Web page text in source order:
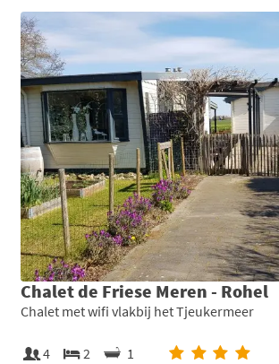
Chalet de Friese Meren - Rohel
Chalet met wifi vlakbij het Tjeukermeer
4 2
1